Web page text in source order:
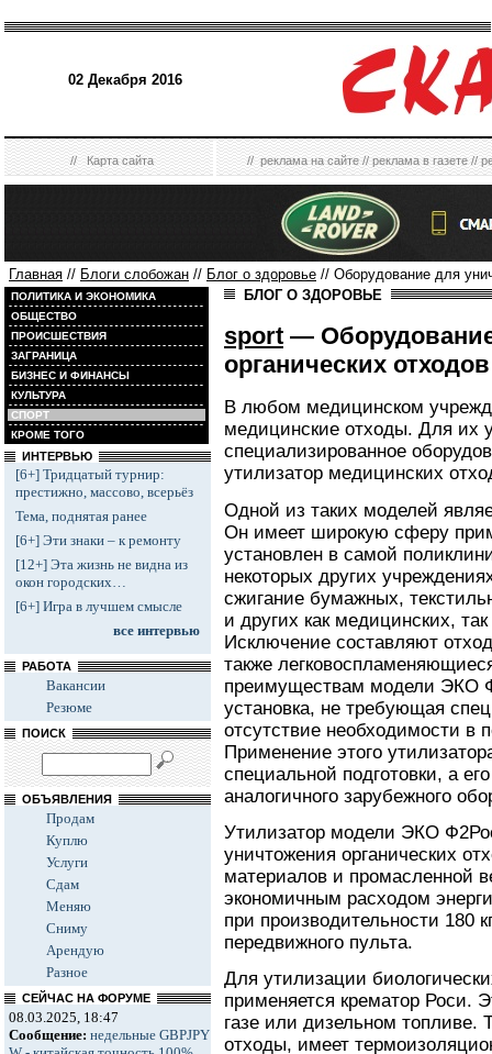
02 Декабря 2016
//Карта сайта //реклама на сайте//реклама в газете//
Главная // Блоги слобожан // Блог о здоровье // Оборудование для
ПОЛИТИКА И ЭКОНОМИКА
ОБЩЕСТВО
ПРОИСШЕСТВИЯ
ЗАГРАНИЦА
БИЗНЕС И ФИНАНСЫ
КУЛЬТУРА
СПОРТ
КРОМЕ ТОГО
ИНТЕРВЬЮ
[6+] Тридцатый турнир:
престижно, массово, всерьёз
Тема, поднятая ранее
[6+] Эти знаки – к ремонту
[12+] Эта жизнь не видна из
окон городских…
[6+] Игра в лучшем смысле
все интервью
РАБОТА
Вакансии
Резюме
ПОИСК
ОБЪЯВЛЕНИЯ
Продам
Куплю
Услуги
Сдам
Меняю
Сниму
Арендую
Разное
СЕЙЧАС НА ФОРУМЕ
08.03.2025, 18:47
Сообщение: недельные GBPJPY
БЛОГ О ЗДОРОВЬЕ
sport —
органических отходов
В любом медицинском
медицинские отходы. Для их
специализированное
утилизатор медицинских
Одной из таких моделей
Он имеет широкую сферу
установлен в самой
некоторых других
сжигание бумажных,
и других как медицинских,
Исключение составляют
также
преимуществам модели ЭКО
установка, не требующая
отсутствие необходимости в
Применение этого
специальной подготовки, а
аналогичного зарубежного
Утилизатор модели ЭКО
уничтожения органических
материалов и промасленной
экономичным расходом
при производительности 180
передвижного пульта.
Для утилизации
применяется крематор Роси.
газе или дизельном топливе.
отходы, имеет